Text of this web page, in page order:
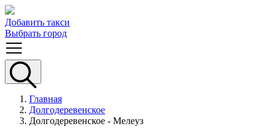
Добавить такси
Выбрать город
Главная
Долгодеревенское
Долгодеревенское - Мелеуз